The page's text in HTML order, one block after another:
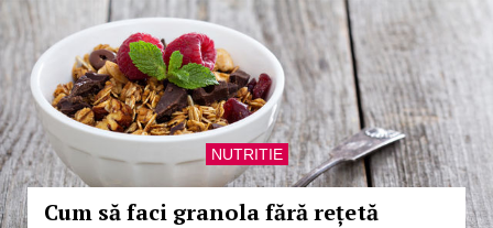
NUTRITIE
Cum să faci granola fără rețetă